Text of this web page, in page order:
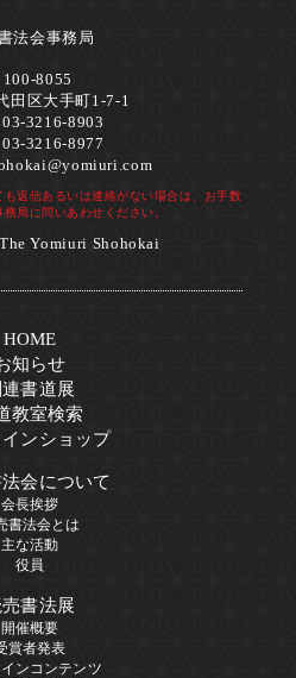
法会事務局
100-8055
田区大手町1-7-1
3216-8903
3216-8977
返信あるいは連絡がない場合は、お手数
局に問いあわせください。
Yomiuri Shohokai
HOME
知らせ
連書道展
教室検索
ンショップ
会について
会長挨拶
書法会とは
主な活動
役員
書法展
開催概要
賞者発表
ンコンテンツ